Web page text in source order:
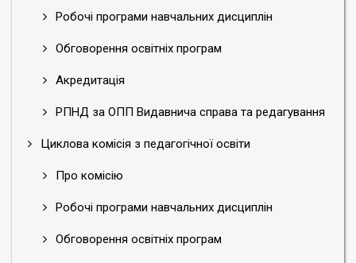
Робочі програми навчальних дисциплін
Обговорення освітніх програм
Акредитація
РПНД за ОПП Видавнича справа та редагування
Циклова комісія з педагогічної освіти
Про комісію
Робочі програми навчальних дисциплін
Обговорення освітніх програм